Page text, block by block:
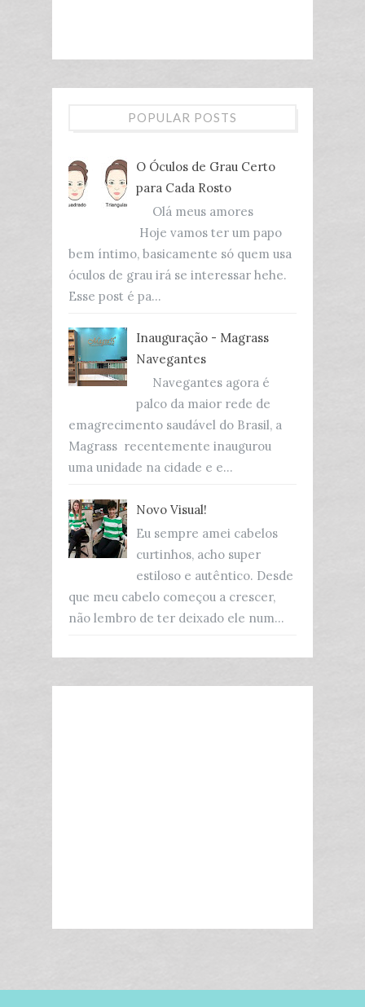
POPULAR POSTS
O Óculos de Grau Certo
para Cada Rosto
Olá meus amores
Hoje vamos ter um papo
bem íntimo, basicamente só quem usa
óculos de grau irá se interessar hehe.
Esse post é pa...
Inauguração - Magrass
Navegantes
Navegantes agora é
palco da maior rede de
emagrecimento saudável do Brasil, a
Magrass recentemente inaugurou
uma unidade na cidade e e...
Novo Visual!
Eu sempre amei cabelos
curtinhos, acho super
estiloso e autêntico. Desde
que meu cabelo começou a crescer,
não lembro de ter deixado ele num...